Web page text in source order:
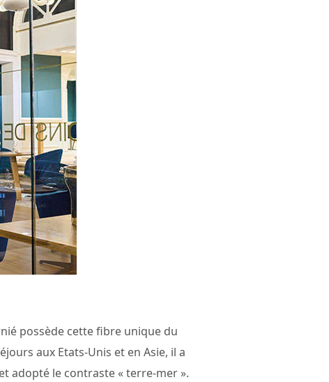
possède cette fibre unique du
aux Etats-Unis et en Asie, il a
adopté le contraste « terre-mer ».